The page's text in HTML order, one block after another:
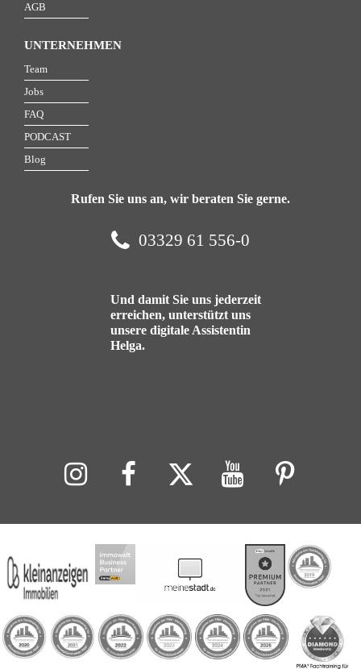
AGB
UNTERNEHMEN
Team
Jobs
FAQ
PODCAST
Blog
Rufen Sie uns an, wir beraten Sie gerne.
03329 61 556-0
Und damit Sie uns jederzeit
erreichen, unterstützt uns
unsere digitale Assistentin
Helga.